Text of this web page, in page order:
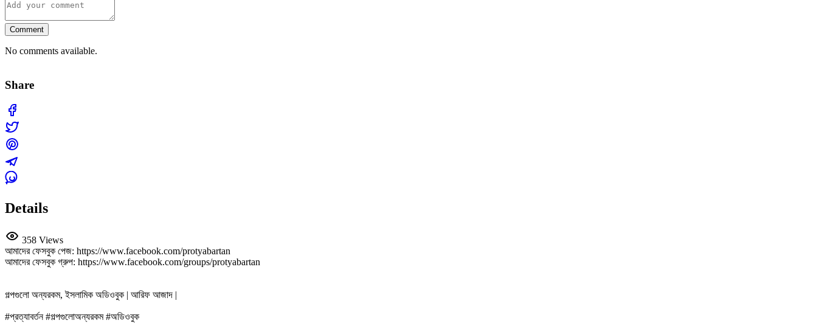
Comment
No comments available.
Share
Details
358 Views
আমাদের ফেসবুক পেজ: https://www.facebook.com/protyabartan
আমাদের ফেসবুক গ্রুপ: https://www.facebook.com/groups/protyabartan
গল্পগুলো অন্যরকম, ইসলামিক অডিওবুক | আরিফ আজাদ |
#প্রত্যাবর্তন #গল্পগুলোঅন্যরকম #অডিওবুক